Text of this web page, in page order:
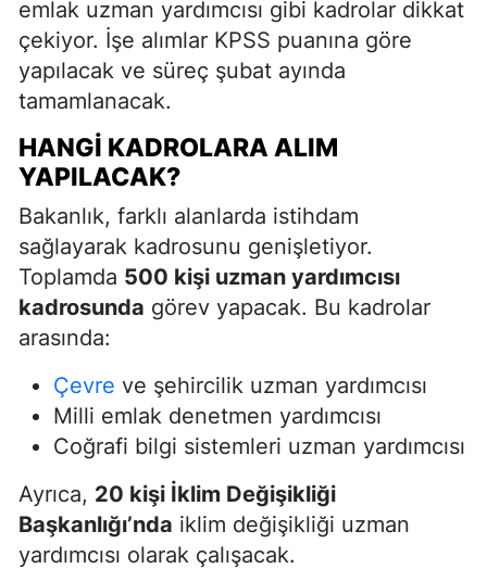
emlak uzman yardımcısı gibi kadrolar dikkat
çekiyor. İşe alımlar KPSS puanına göre
yapılacak ve süreç şubat ayında
tamamlanacak.
HANGI KADROLARA ALIM
YAPILACAK?
Bakanlık, farklı alanlarda istihdam
sağlayarak kadrosunu genişletiyor.
Toplamda 500 kişi uzman yardımcısı
kadrosunda görev yapacak. Bu kadrolar
arasında:
Çevre ve şehircilik uzman yardımcısı
Milli emlak denetmen yardımcısı
Coğrafi bilgi sistemleri uzman yardımcısı
Ayrıca, 20 kişi İklim Değişikliği
Başkanlığı’nda iklim değişikliği uzman
yardımcısı olarak çalışacak.